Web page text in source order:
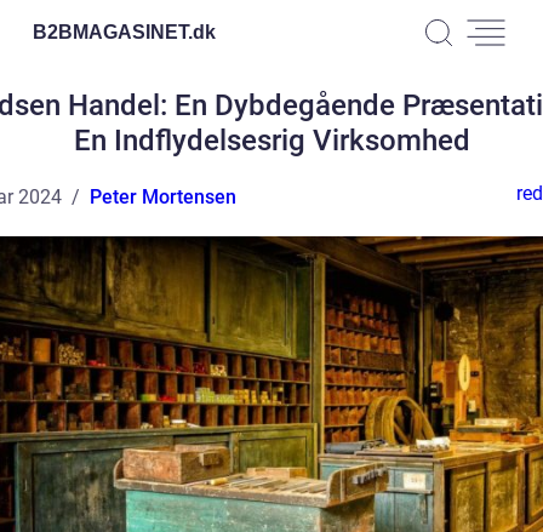
B2BMAGASINET.dk
Handel: En Dybdegående
En Indflydelsesrig Virksomhed
2024 Peter Mortensen